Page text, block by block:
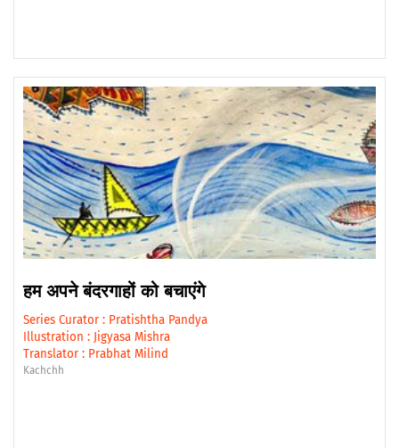
हम अपने बंदरगाहों को बचाएंगे
Series Curator : Pratishtha Pandya
Illustration : Jigyasa Mishra
Translator : Prabhat Milind
Kachchh